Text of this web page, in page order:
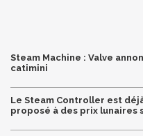
Steam Machine : Valve
catimini
Le Steam Controller est
proposé à des prix lunaires